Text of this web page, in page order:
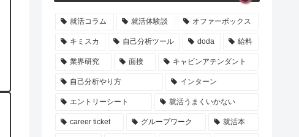
就活コラム 就活体験談 オファーボックス
キミスカ 自己分析ツール doda 給料
業界研究 面接 キャビンアテンダント
自己分析やり方 インターン
エントリーシート 就活うまくいかない
career ticket グループワーク 就活本